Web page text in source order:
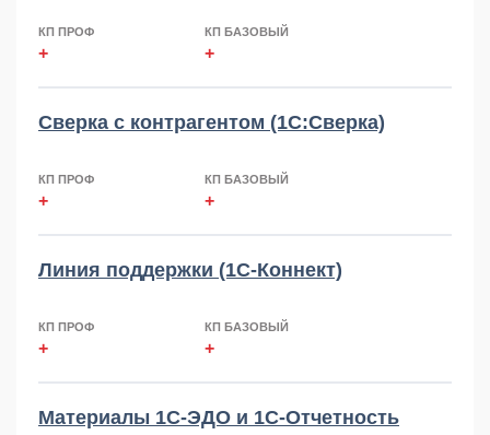
КП ПРОФ
+
КП БАЗОВЫЙ
+
Сверка с контрагентом (1С:Сверка)
КП ПРОФ
+
КП БАЗОВЫЙ
+
Линия поддержки (1С-Коннект)
КП ПРОФ
+
КП БАЗОВЫЙ
+
Материалы 1С-ЭДО и 1С-Отчетность